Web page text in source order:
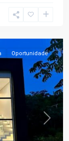
Next
Oportunidade